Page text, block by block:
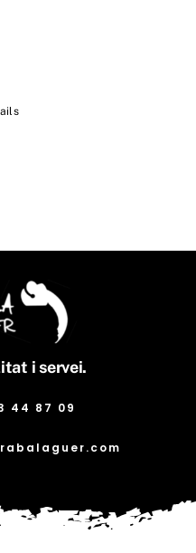
i servei.
44 87 09